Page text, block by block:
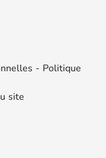
- Politique
site